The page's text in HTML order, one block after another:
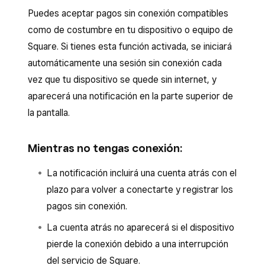
Por último, seleccionaGuardar.
Fija el importe máximo por transacción que
quieras.
Pulsa la flecha hacia atrás para guardar los
cambios.
el dispositivo.
Si vuelve a fallar, el dispositivo se
desconectará automáticamente.
Para confirmar si tu dispositivo de Square no
tiene conexión a internet, sigue estos pasos:
Abre la aplicación TPV Square.
nuevo el pago antes de que se desconecte
Si vuelve a fallar, el dispositivo se
desconectará automáticamente.
Para confirmar si tu dispositivo está sin
conexión debido a una interrupción del servicio
Selecciona tu país.
En la columna deestado
junto a Aceptación de pagos .
Puedes configurar las notificaciones sobre
Puedes aceptar pagos sin conexión compatibles
como de costumbre en tu dispositivo o equipo de
Square. Si tienes esta función activada, se iniciará
automáticamente una sesión sin conexión cada
vez que tu dispositivo se quede sin internet, y
aparecerá una notificación en la parte superior de
la pantalla.
Mientras no tengas conexión:
La notificación incluirá una cuenta atrás con el
plazo para volver a conectarte y registrar los
pagos sin conexión.
La cuenta atrás no aparecerá si el dispositivo
pierde la conexión debido a una interrupción
del servicio de Square.